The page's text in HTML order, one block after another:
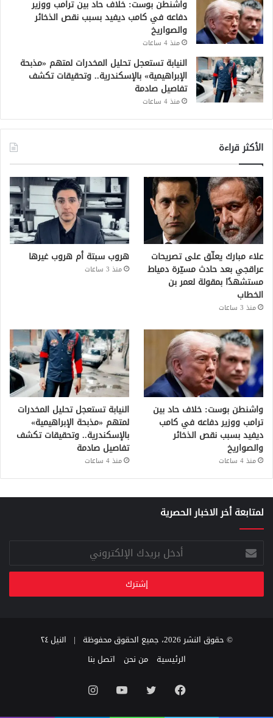
واشنطن بوست: خلاف حاد بين ترامب ووزير
دفاعه في كامب ديفيد بسبب نقص الذخائر
والصواريخ
منذ 4 ساعات
النيابة تستعجل تحليل المخدرات لمتهم «مذبحة
الإبراهيمية» بالإسكندرية.. وتحقيقات تكشف
تفاصيل صادمة
منذ 4 ساعات
الأكثر قراءة
علاء مبارك يعلّق على تصريحات
عراقجي بعد حادث مسيّرة دمياط
مستشهدًا بمقولة لعمر بن
الخطاب
منذ 3 ساعات
هروب سبتة أم هروب غيرها
منذ 3 ساعات
واشنطن بوست: خلاف حاد بين
ترامب ووزير دفاعه في كامب
ديفيد بسبب نقص الذخائر
والصواريخ
منذ 4 ساعات
النيابة تستعجل تحليل المخدرات
لمتهم «مذبحة الإبراهيمية»
بالإسكندرية.. وتحقيقات تكشف
تفاصيل صادمة
منذ 4 ساعات
لمتابعة أخر الاخبار الحصرية
أدخل
بريدك
الإلكتروني
© حقوق النشر 2026، جميع الحقوق محفوظة |
النيل ٢٤
الرئيسية
من نحن اتصل بنا
فيسبوك تويتر يوتيوب